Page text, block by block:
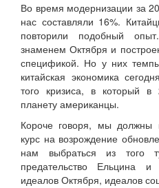
Во время модернизации за
нас составляли 16%.
повторили подобный
знаменем Октября и
спецификой. Но у них
китайская экономика
того кризиса, в который в
планету американцы.
Короче говоря, мы должны
курс на возрождение
нам выбраться из того
предательство Ельцина и
идеалов Октября, идеалов